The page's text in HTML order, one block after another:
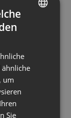
und
zum
CTAs“ —>
ENGLISH
GERMAN
POLISH
RUSSIAN
SPANISH
ähnliche
um
Sie